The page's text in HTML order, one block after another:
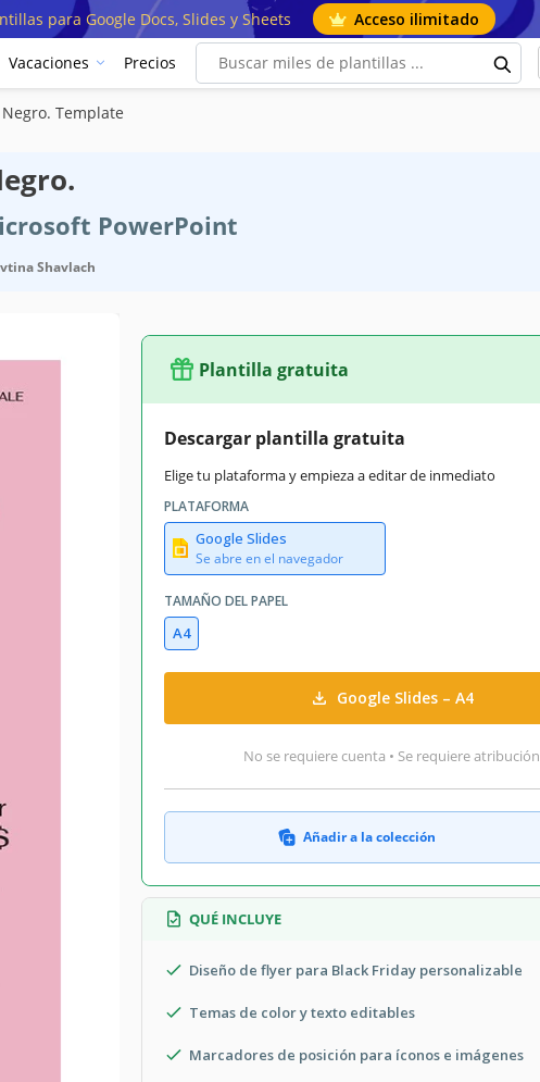
para Google Docs, Slides y Sheets Acceso ilimitado
Vacaciones Precios
Template
PowerPoint
Shavlach
Plantilla gratuita
Descargar plantilla gratuita
Elige tu plataforma y empieza a editar de inmediato
PLATAFORMA
Google Slides
Se abre en el navegador
TAMAÑO DEL PAPEL
A4
Google Slides – A4
No se requiere cuenta • Se requiere atribución
Añadir a la colección
QUÉ INCLUYE
Diseño de flyer para Black Friday personalizable
Temas de color y texto editables
Marcadores de posición para íconos e imágenes